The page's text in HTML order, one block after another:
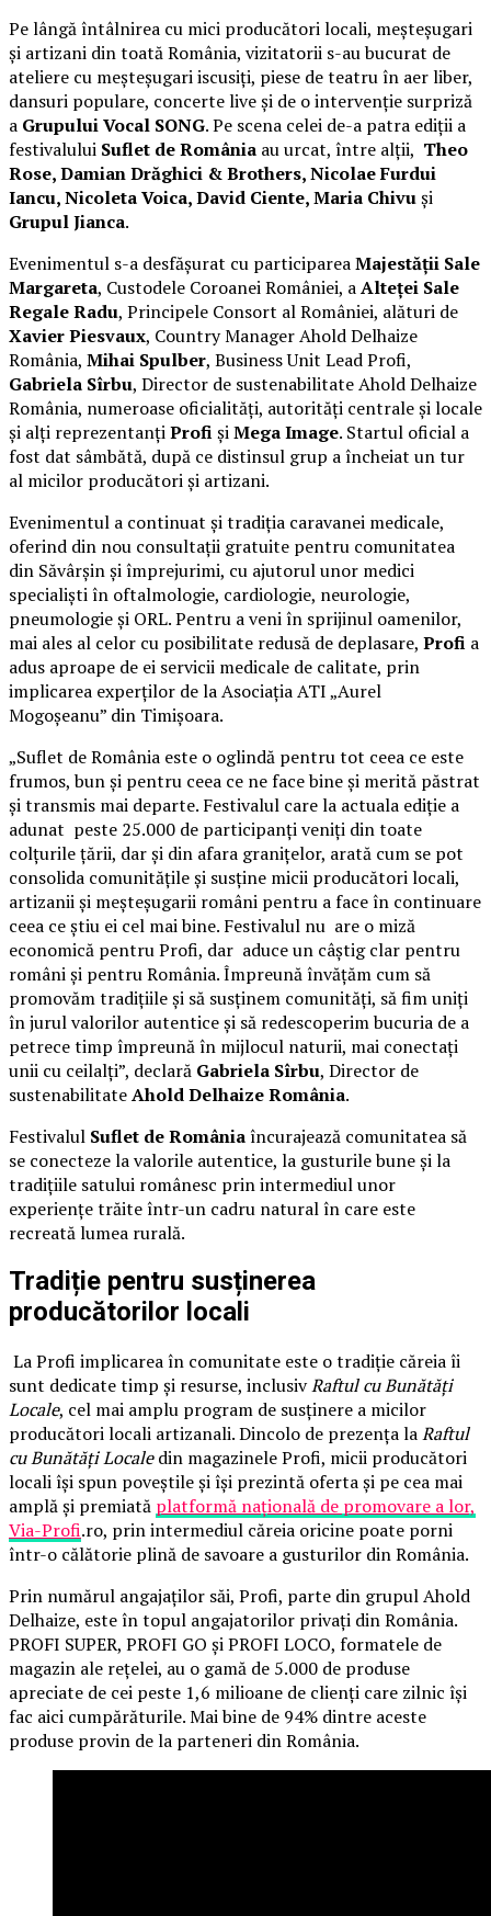
Pe lângă întâlnirea cu mici producători locali, meșteșugari
și artizani din toată România, vizitatorii s-au bucurat de
ateliere cu meșteșugari iscusiți, piese de teatru în aer liber,
dansuri populare, concerte live și de o intervenție surpriză
a Grupului Vocal SONG. Pe scena celei de-a patra ediții a
festivalului Suflet de România au urcat, între alții, Theo
Rose, Damian Drăghici & Brothers, Nicolae Furdui
Iancu, Nicoleta Voica, David Ciente, Maria Chivuși
Grupul Jianca.
Evenimentul s-a desfășurat cu participareaMajestății Sale
Margareta, Custodele Coroanei României, aAlteței Sale
Regale Radu, Principele Consort al României, alături de
Xavier Piesvaux, Country Manager Ahold Delhaize
România, Mihai Spulber, Business Unit Lead Profi,
Gabriela Sîrbu, Director de sustenabilitate Ahold Delhaize
România, numeroase oficialități, autorități centrale și locale
și alți reprezentanțiProfișiMega Image. Startul oficial a
fost dat sâmbătă, după ce distinsul grup a încheiat un tur
al micilor producători și artizani.
Evenimentul a continuat și tradiția caravanei medicale,
oferind din nou consultații gratuite pentru comunitatea
din Săvârșin și împrejurimi, cu ajutorul unor medici
specialiști în oftalmologie, cardiologie, neurologie,
pneumologie și ORL. Pentru a veni în sprijinul oamenilor,
mai ales al celor cu posibilitate redusă de deplasare, Profi a
adus aproape de ei servicii medicale de calitate, prin
implicarea experților de la Asociația ATI „Aurel
Mogoșeanu” din Timișoara.
„Suflet de România este o oglindă pentru tot ceea ce este
frumos, bun și pentru ceea ce ne face bine și merită păstrat
și transmis mai departe. Festivalul care la actuala ediție a
adunat peste 25.000 de participanți veniți din toate
colțurile țării, dar și din afara granițelor, arată cum se pot
consolida comunitățile și susține micii producători locali,
artizanii și meșteșugarii români pentru a face în continuare
ceea ce știu ei cel mai bine. Festivalul nu are o miză
economică pentru Profi, dar aduce un câștig clar pentru
români și pentru România. Împreună învățăm cum să
promovăm tradițiile și să susținem comunități, să fim uniți
în jurul valorilor autentice și să redescoperim bucuria de a
petrece timp împreună în mijlocul naturii, mai conectați
unii cu ceilalți”, declară Gabriela Sîrbu, Director de
sustenabilitateAhold Delhaize România.
Festivalul Suflet de Româniaîncurajează comunitatea să
se conecteze la valorile autentice, la gusturile bune și la
tradițiile satului românesc prin intermediul unor
experiențe trăite într-un cadru natural în care este
recreată lumea rurală.
Tradiție pentru susținerea
producătorilor locali
La Profi implicarea în comunitate este o tradiție căreia îi
sunt dedicate timp și resurse, inclusivRaftul cu Bunătăți
Locale, cel mai amplu program de susținere a micilor
producători locali artizanali. Dincolo de prezența laRaftul
cu Bunătăți Localedin magazinele Profi, micii producători
locali își spun poveștile și își prezintă oferta și pe cea mai
amplă și premiată platformă națională de promovare a lor,
Via-Profi.ro, prin intermediul căreia oricine poate porni
într-o călătorie plină de savoare a gusturilor din România.
Prin numărul angajaților săi, Profi, parte din grupul Ahold
Delhaize, este în topul angajatorilor privați din România.
PROFI SUPER, PROFI GO și PROFI LOCO, formatele de
magazin ale rețelei, au o gamă de 5.000 de produse
apreciate de cei peste 1,6 milioane de clienți care zilnic își
fac aici cumpărăturile. Mai bine de 94% dintre aceste
produse provin de la parteneri din România.